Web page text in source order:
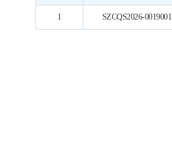
1 SZCQS2026-0019001